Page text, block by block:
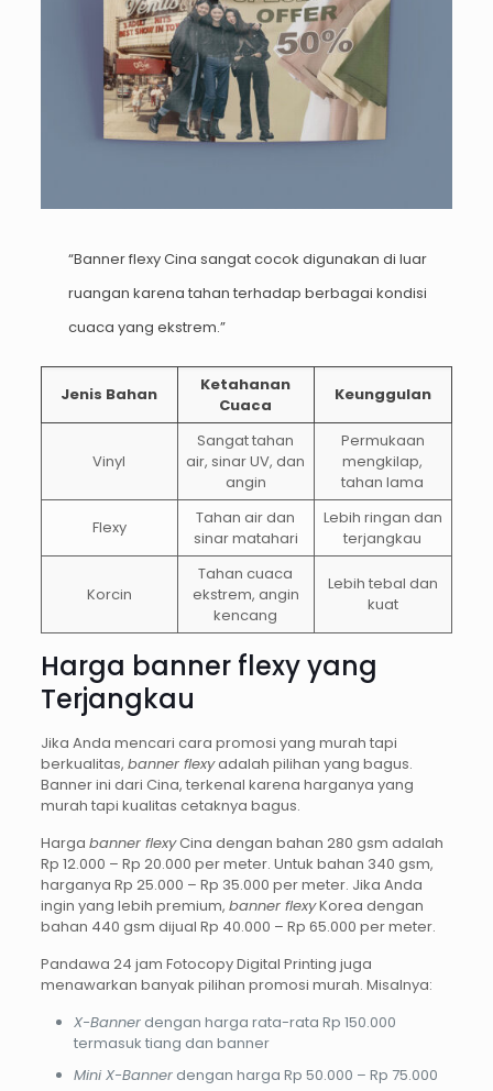
“Banner flexy Cina sangat cocok digunakan di luar
ruangan karena tahan terhadap berbagai kondisi
cuaca yang ekstrem.”
Jenis Bahan
Ketahanan
Cuaca
Keunggulan
Vinyl
Sangat tahan
air, sinar UV, dan
angin
Permukaan
mengkilap,
tahan lama
Flexy
Tahan air dan
sinar matahari
Lebih ringan dan
terjangkau
Korcin
Tahan cuaca
ekstrem, angin
kencang
Lebih tebal dan
kuat
Harga banner flexy yang
Terjangkau
Jika Anda mencari cara promosi yang murah tapi
berkualitas, banner flexyadalah pilihan yang bagus.
Banner ini dari Cina, terkenal karena harganya yang
murah tapi kualitas cetaknya bagus.
Harga banner flexyCina dengan bahan 280 gsm adalah
Rp 12.000 – Rp 20.000 per meter. Untuk bahan 340 gsm,
harganya Rp 25.000 – Rp 35.000 per meter. Jika Anda
ingin yang lebih premium, banner flexyKorea dengan
bahan 440 gsm dijual Rp 40.000 – Rp 65.000 per meter.
Pandawa 24 jam Fotocopy Digital Printing juga
menawarkan banyak pilihan promosi murah. Misalnya:
X-Bannerdengan harga rata-rata Rp 150.000
termasuk tiang dan banner
Mini X-Bannerdengan harga Rp 50.000 – Rp 75.000